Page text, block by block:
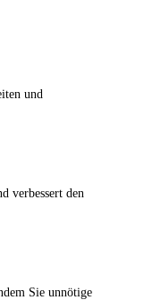
und
verbessert den
Sie unnötige